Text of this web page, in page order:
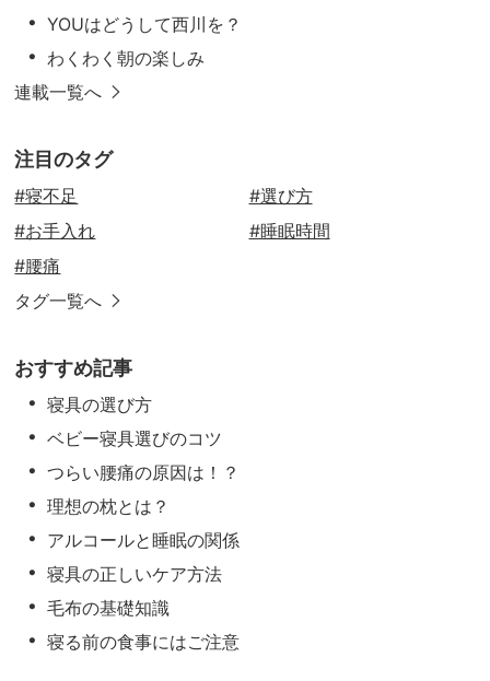
YOUはどうして西川を？
わくわく朝の楽しみ
連載一覧へ
注目のタグ
#寝不足
#選び方
#お手入れ
#睡眠時間
#腰痛
タグ一覧へ
おすすめ記事
寝具の選び方
ベビー寝具選びのコツ
つらい腰痛の原因は！？
理想の枕とは？
アルコールと睡眠の関係
寝具の正しいケア方法
毛布の基礎知識
寝る前の食事にはご注意